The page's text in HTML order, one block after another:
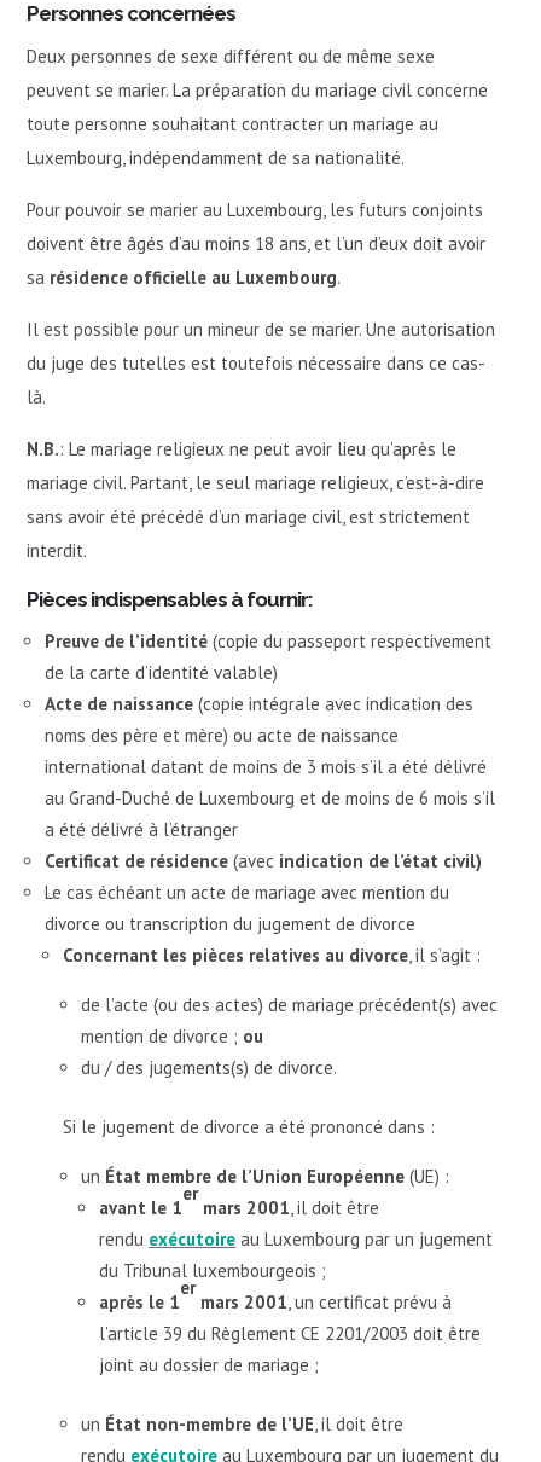
Personnes concernées
Deux personnes de sexe différent ou de même sexe
peuvent se marier. La préparation du mariage civil concerne
toute personne souhaitant contracter un mariage au
Luxembourg, indépendamment de sa nationalité.
Pour pouvoir se marier au Luxembourg, les futurs conjoints
doivent être âgés d’au moins 18 ans, et l’un d’eux doit avoir
sa résidence officielle au Luxembourg.
Il est possible pour un mineur de se marier. Une autorisation
du juge des tutelles est toutefois nécessaire dans ce cas-
là.
N.B.: Le mariage religieux ne peut avoir lieu qu’après le
mariage civil. Partant, le seul mariage religieux, c’est-à-dire
sans avoir été précédé d’un mariage civil, est strictement
interdit.
Pièces indispensables à fournir:
Preuve de l’identité(copie du passeport respectivement
de la carte d’identité valable)
Acte de naissance(copie intégrale avec indication des
noms des père et mère) ou acte de naissance
international datant de moins de 3 mois s’il a été délivré
au Grand-Duché de Luxembourg et de moins de 6 mois s’il
a été délivré à l’étranger
Certificat de résidence(avec indication de l’état civil)
Le cas échéant un acte de mariage avec mention du
divorce ou transcription du jugement de divorce
Concernant les pièces relatives au divorce, il s’agit :
de l’acte (ou des actes) de mariage précédent(s) avec
mention de divorce ; ou
du / des jugements(s) de divorce.
Si le jugement de divorce a été prononcé dans :
un État membre de l’Union Européenne (UE) :
avant le 1
er
mars 2001, il doit être
rendu exécutoire au Luxembourg par un jugement
du Tribunal luxembourgeois ;
après le 1
er
mars 2001, un certificat prévu à
l’article 39 du Règlement CE 2201/2003 doit être
joint au dossier de mariage ;
un État non-membre de l’UE, il doit être
rendu exécutoire au Luxembourg par un jugement du